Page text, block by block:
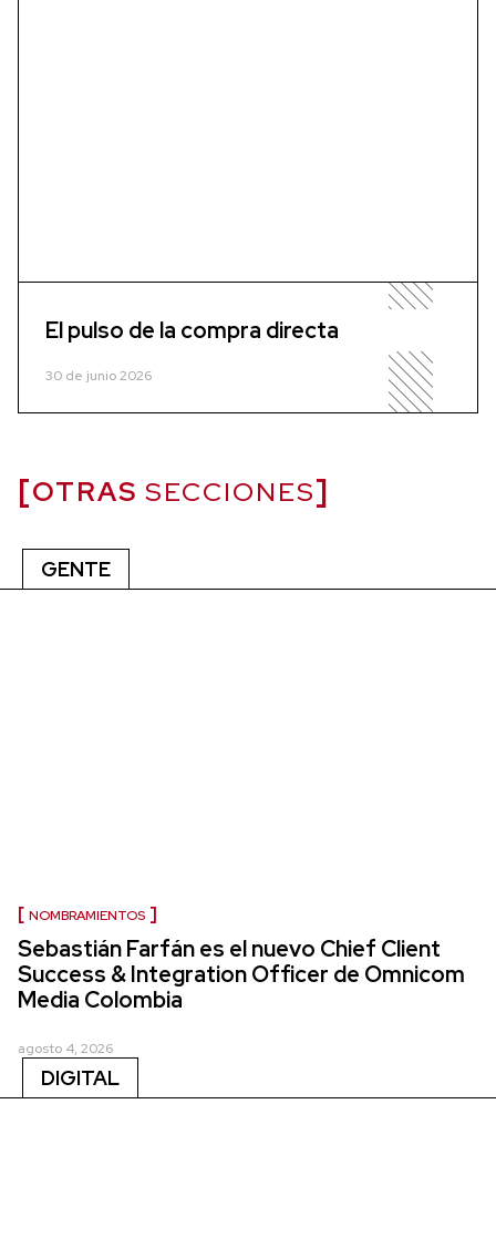
El pulso de la compra directa
30 de junio 2026
OTRAS SECCIONES
GENTE
NOMBRAMIENTOS
Sebastián Farfán es el nuevo Chief Client
Success & Integration Officer de Omnicom
Media Colombia
agosto 4, 2026
DIGITAL